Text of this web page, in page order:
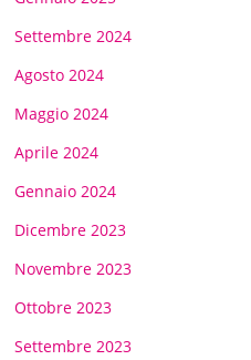
Settembre 2024
Agosto 2024
Maggio 2024
Aprile 2024
Gennaio 2024
Dicembre 2023
Novembre 2023
Ottobre 2023
Settembre 2023